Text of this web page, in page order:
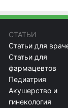
СТАТЬИ
Статьи для
Статьи для
фармацевтов
Педиатрия
Акушерство и
гинекология